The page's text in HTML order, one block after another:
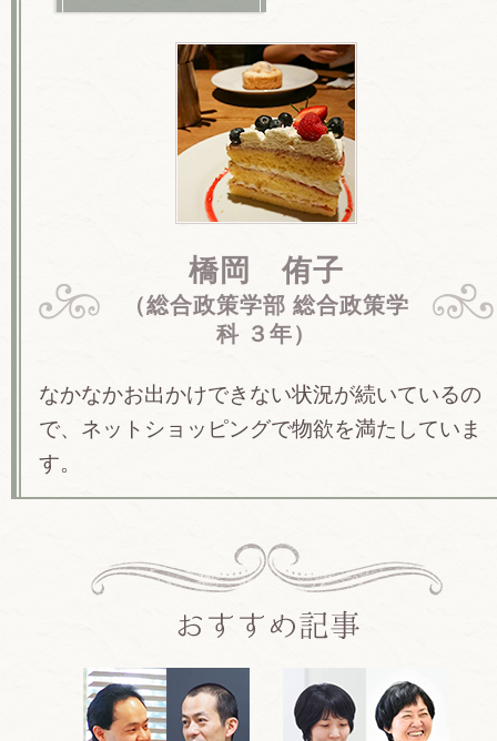
橋岡 侑子
（総合政策学部 総合政策学
科 ３年）
なかなかお出かけできない状況が続いているの
で、ネットショッピングで物欲を満たしていま
す。